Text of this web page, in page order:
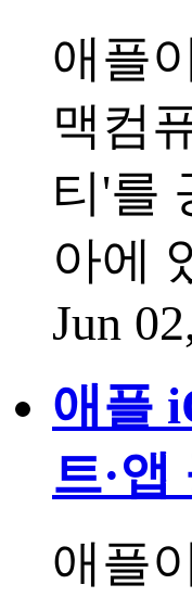
애플
맥컴
티'를
아에
Jun
애플
트·앱
애플